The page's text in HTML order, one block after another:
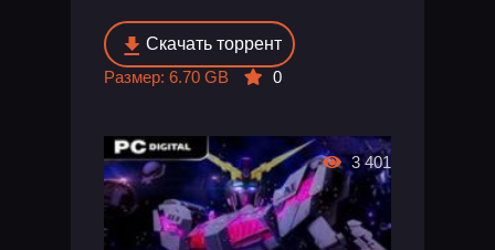
Скачать торрент
Размер: 6.70 GB
0
3 401